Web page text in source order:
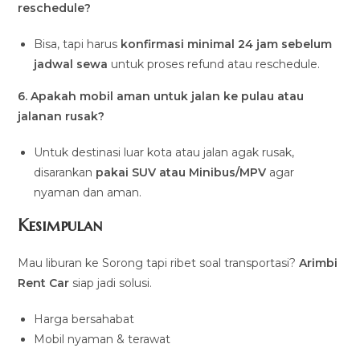
reschedule?
Bisa, tapi harus konfirmasi minimal 24 jam sebelum
jadwal sewa untuk proses refund atau reschedule.
6. Apakah mobil aman untuk jalan ke pulau atau
jalanan rusak?
Untuk destinasi luar kota atau jalan agak rusak,
disarankan pakai SUV atau Minibus/MPV agar
nyaman dan aman.
Kesimpulan
Mau liburan ke Sorong tapi ribet soal transportasi?Arimbi
Rent Car siap jadi solusi.
Harga bersahabat
Mobil nyaman & terawat